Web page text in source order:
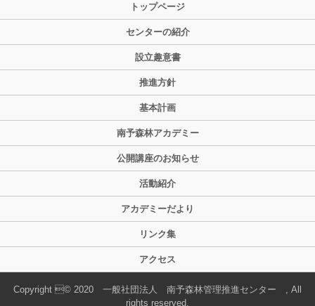
トップページ
センターの紹介
設立趣意書
推進方針
基本計画
南予森林アカデミー
公開講座のお知らせ
活動紹介
アカデミーだより
リンク集
アクセス
Copyright © 2020 一般社団法人 南予森林管理推進センター , All
rights reserved.